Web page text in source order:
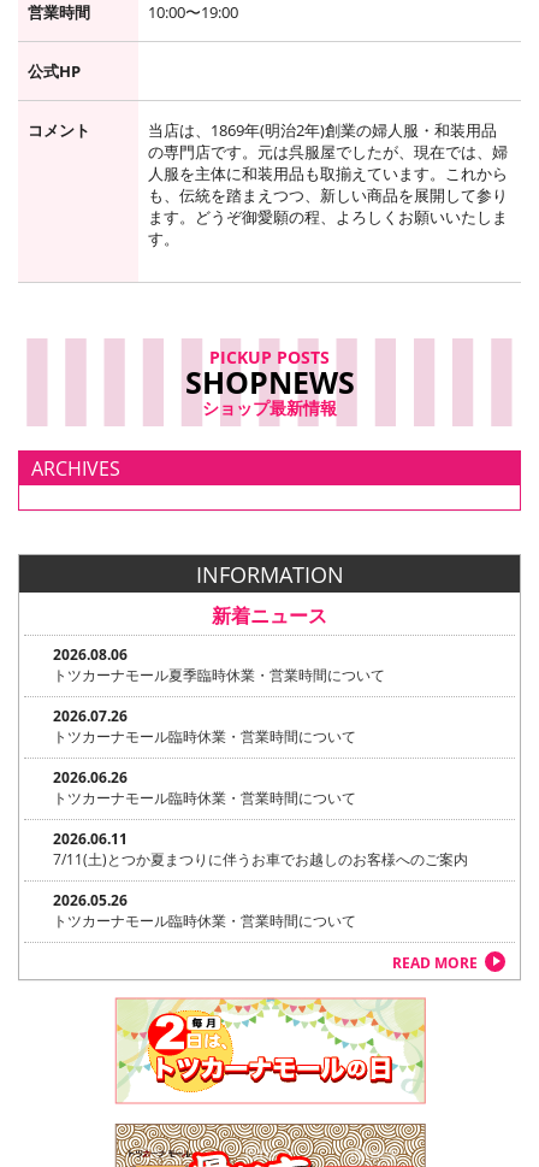
営業時間 10:00〜19:00
公式HP
コメント
当店は、1869年(明治2年)創業の婦人服・和装用品
の専門店です。元は呉服屋でしたが、現在では、婦
人服を主体に和装用品も取揃えています。これから
も、伝統を踏まえつつ、新しい商品を展開して参り
ます。どうぞ御愛願の程、よろしくお願いいたしま
す。
PICKUP POSTS
SHOPNEWS
ショップ最新情報
ARCHIVES
INFORMATION
新着ニュース
2026.08.06
トツカーナモール夏季臨時休業・営業時間について
2026.07.26
トツカーナモール臨時休業・営業時間について
2026.06.26
トツカーナモール臨時休業・営業時間について
2026.06.11
7/11(土)とつか夏まつりに伴うお車でお越しのお客様へのご案内
2026.05.26
トツカーナモール臨時休業・営業時間について
READ MORE